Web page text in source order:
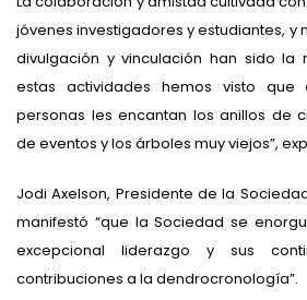
jóvenes investigadores y estudiantes, y
divulgación y vinculación han sido la
estas actividades hemos visto
personas les encantan los anillos de
de eventos y los árboles muy viejos”,
Jodi Axelson, Presidente de la
manifestó “que la Sociedad se
excepcional liderazgo y sus
contribuciones a la dendrocronología”.